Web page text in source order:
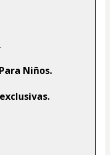
Niños.